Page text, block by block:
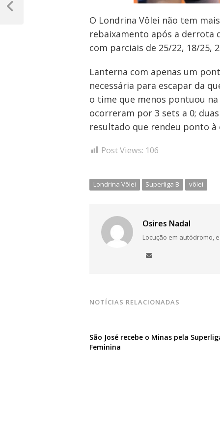
O Londrina Vôlei não tem
rebaixamento após a derrota
com parciais de 25/22, 18/25,
Lanterna com apenas um
necessária para escapar da
o time que menos pontuou
ocorreram por 3 sets a 0;
resultado que rendeu ponto à
Post Views: 106
Londrina Vôlei Superliga B vôlei
Osires Nadal
Locução em autódromo,
NOTÍCIAS RELACIONADAS
São José recebe o Minas pela
Feminina
de
Post